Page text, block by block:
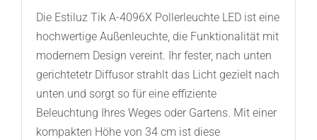
Die Estiluz Tik A-4096X Pollerleuchte LED ist eine
hochwertige Außenleuchte, die Funktionalität mit
modernem Design vereint. Ihr fester, nach unten
gerichtetetr Diffusor strahlt das Licht gezielt nach
unten und sorgt so für eine effiziente
Beleuchtung Ihres Weges oder Gartens. Mit einer
kompakten Höhe von 34 cm ist diese